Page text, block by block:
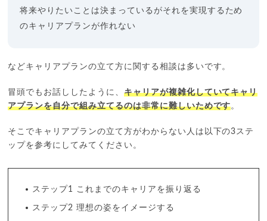
将来やりたいことは決まっているがそれを実現するため
のキャリアプランが作れない
などキャリアプランの立て方に関する相談は多いです。
冒頭でもお話ししたように、 キャリアが複雑化していてキャリ
アプランを自分で組み立てるのは非常に難しいためです。
そこでキャリアプランの立て方がわからない人は以下の3ステ
ップを参考にしてみてください。
ステップ1 これまでのキャリアを振り返る
ステップ2 理想の姿をイメージする